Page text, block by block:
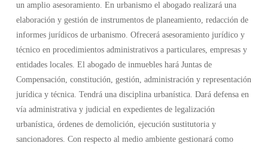
un amplio asesoramiento. En urbanismo el abogado realizará una
elaboración y gestión de instrumentos de planeamiento, redacción de
informes jurídicos de urbanismo. Ofrecerá asesoramiento jurídico y
técnico en procedimientos administrativos a particulares, empresas y
entidades locales. El abogado de inmuebles hará Juntas de
Compensación, constitución, gestión, administración y representación
jurídica y técnica. Tendrá una disciplina urbanística. Dará defensa en
vía administrativa y judicial en expedientes de legalización
urbanística, órdenes de demolición, ejecución sustitutoria y
sancionadores. Con respecto al medio ambiente gestionará como